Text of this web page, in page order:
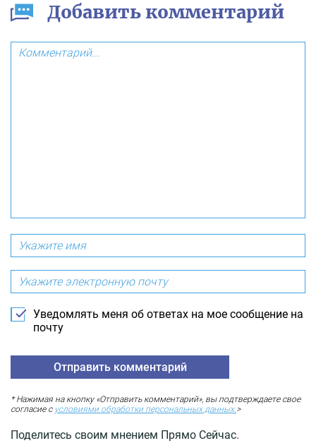
Добавить комментарий
Уведомлять меня об ответах на мое сообщение на
почту
* Нажимая на кнопку «Отправить комментарий», вы подтверждаете свое
согласие с условиями обработки персональных данных.>
Поделитесь своим мнением Прямо Сейчас.